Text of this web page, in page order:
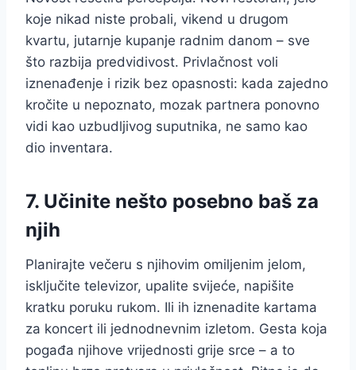
koje nikad niste probali, vikend u drugom
kvartu, jutarnje kupanje radnim danom – sve
što razbija predvidivost. Privlačnost voli
iznenađenje i rizik bez opasnosti: kada zajedno
kročite u nepoznato, mozak partnera ponovno
vidi kao uzbudljivog suputnika, ne samo kao
dio inventara.
7. Učinite nešto posebno baš za
njih
Planirajte večeru s njihovim omiljenim jelom,
isključite televizor, upalite svijeće, napišite
kratku poruku rukom. Ili ih iznenadite kartama
za koncert ili jednodnevnim izletom. Gesta koja
pogađa njihove vrijednosti grije srce – a to